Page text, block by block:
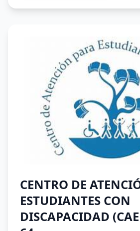
CENTRO DE
ESTUDIANTES CON
DISCAPACIDAD